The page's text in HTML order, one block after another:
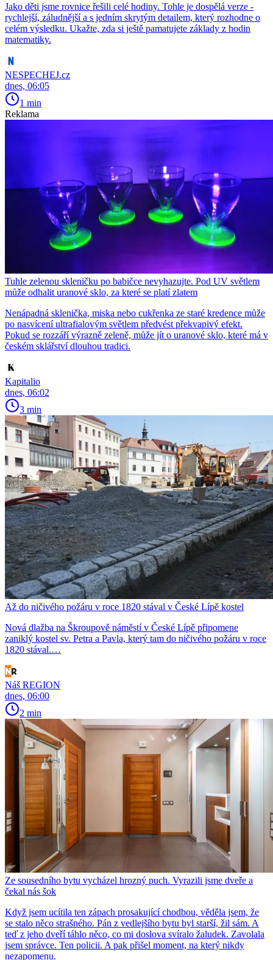
Jako děti jsme rovnice řešili celé hodiny. Tohle je dospělá verze -
rychlejší, záludnější a s jedním skrytým detailem, který rozhodne o
celém výsledku. Ukažte, zda si ještě pamatujete základy z hodin
matematiky.
NESPECHEJ.cz
dnes, 06:05
1 min
Reklama
Tuhle zelenou skleničku po babičce nevyhazujte. Pod UV světlem
může odhalit uranové sklo, za které se platí zlatem
Nenápadná sklenička, miska nebo cukřenka ze staré kredence může
po nasvícení ultrafialovým světlem předvést překvapivý efekt.
Pokud se rozzáří výrazně zeleně, může jít o uranové sklo, které má v
českém sklářství dlouhou tradici.
Kapitalio
dnes, 06:02
3 min
Až do ničivého požáru v roce 1820 stával v České Lípě kostel
Nová dlažba na Škroupově náměstí v České Lípě připomene
zaniklý kostel sv. Petra a Pavla, který tam do ničivého požáru v roce
1820 stával.…
Náš REGION
dnes, 06:00
2 min
Ze sousedního bytu vycházel hrozný puch. Vyrazili jsme dveře a
čekal nás šok
Když jsem ucítila ten zápach prosakující chodbou, věděla jsem, že
se stalo něco strašného. Pán z vedlejšího bytu byl starší, žil sám. A
teď z jeho dveří táhlo něco, co mi doslova svíralo žaludek. Zavolala
jsem správce. Ten policii. A pak přišel moment, na který nikdy
nezapomenu.